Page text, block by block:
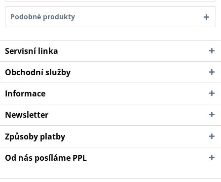
Podobné produkty
Servisní linka
Obchodní služby
Informace
Newsletter
Způsoby platby
Od nás posíláme PPL